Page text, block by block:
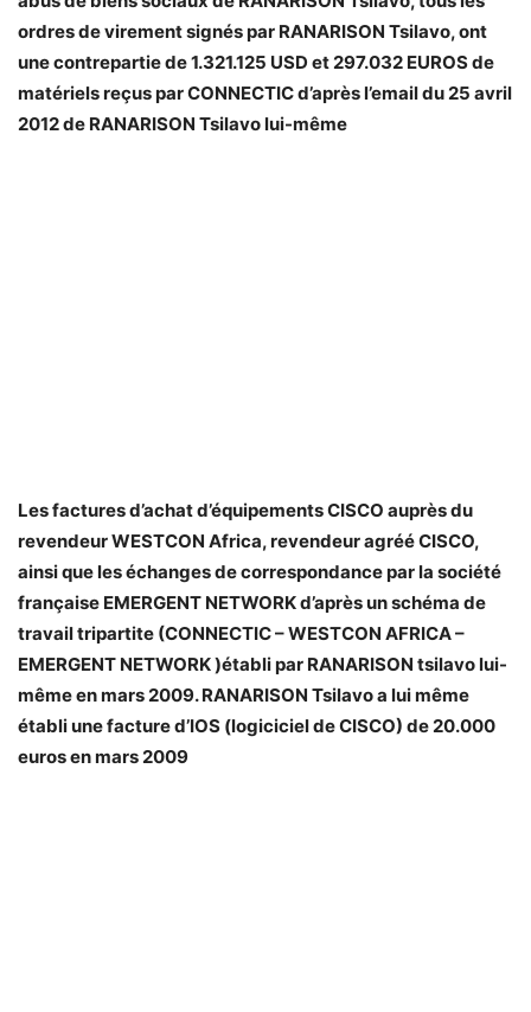
ordres de virement signés par RANARISON Tsilavo, ont
une contrepartie de 1.321.125 USD et 297.032 EUROS de
matériels reçus par CONNECTIC d’après l’email du 25 avril
2012 de RANARISON Tsilavo lui-même
Les factures d’achat d’équipements CISCO auprès du
revendeur WESTCON Africa, revendeur agréé CISCO,
ainsi que les échanges de correspondance par la société
française EMERGENT NETWORK d’après un schéma de
travail tripartite (CONNECTIC – WESTCON AFRICA –
EMERGENT NETWORK )établi par RANARISON tsilavo lui-
même en mars 2009. RANARISON Tsilavo a lui même
établi une facture d’IOS (logiciciel de CISCO) de 20.000
euros en mars 2009